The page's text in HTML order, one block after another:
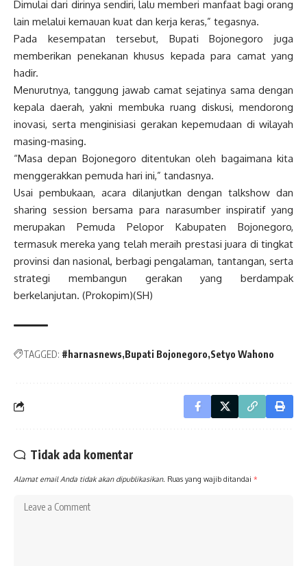
Dimulai dari dirinya sendiri, lalu memberi manfaat bagi orang
lain melalui kemauan kuat dan kerja keras,” tegasnya.
Pada kesempatan tersebut, Bupati Bojonegoro juga
memberikan penekanan khusus kepada para camat yang
hadir.
Menurutnya, tanggung jawab camat sejatinya sama dengan
kepala daerah, yakni membuka ruang diskusi, mendorong
inovasi, serta menginisiasi gerakan kepemudaan di wilayah
masing-masing.
“Masa depan Bojonegoro ditentukan oleh bagaimana kita
menggerakkan pemuda hari ini,” tandasnya.
Usai pembukaan, acara dilanjutkan dengan talkshow dan
sharing session bersama para narasumber inspiratif yang
merupakan Pemuda Pelopor Kabupaten Bojonegoro,
termasuk mereka yang telah meraih prestasi juara di tingkat
provinsi dan nasional, berbagi pengalaman, tantangan, serta
strategi membangun gerakan yang berdampak
berkelanjutan. (Prokopim)(SH)
TAGGED: #harnasnews Bupati Bojonegoro Setyo Wahono
Tidak ada komentar
Alamat email Anda tidak akan dipublikasikan. Ruas yang wajib ditandai *